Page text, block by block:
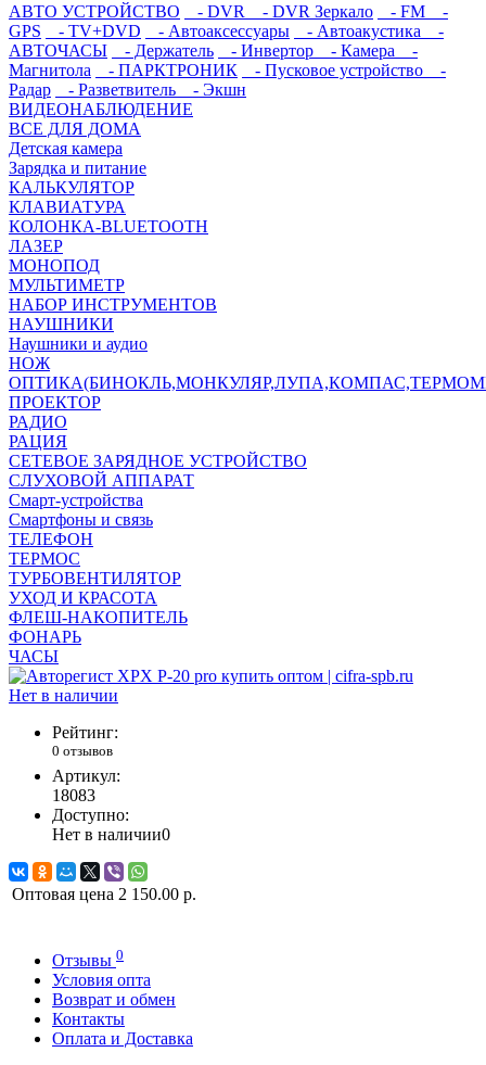
АВТО УСТРОЙСТВО - DVR - DVR Зеркало - FM
-
GPS
- TV+DVD - Автоаксессуары - Автоакустика
-
АВТОЧАСЫ
- Держатель - Инвертор - Камера
-
Магнитола
- ПАРКТРОНИК - Пусковое устройство
-
Радар
- Разветвитель
- Экшн
ВИДЕОНАБЛЮДЕНИЕ
ВСЕ ДЛЯ ДОМА
Детская камера
Зарядка и питание
КАЛЬКУЛЯТОР
КЛАВИАТУРА
КОЛОНКА-BLUETOOTH
ЛАЗЕР
МОНОПОД
МУЛЬТИМЕТР
НАБОР ИНСТРУМЕНТОВ
НАУШНИКИ
Наушники и аудио
НОЖ
ПРОЕКТОР
РАДИО
РАЦИЯ
СЕТЕВОЕ ЗАРЯДНОЕ УСТРОЙСТВО
СЛУХОВОЙ АППАРАТ
Смарт-устройства
Смартфоны и связь
ТЕЛЕФОН
ТЕРМОС
ТУРБОВЕНТИЛЯТОР
УХОД И КРАСОТА
ФЛЕШ-НАКОПИТЕЛЬ
ФОНАРЬ
ЧАСЫ
Нет в наличии
Рейтинг:
0 отзывов
Артикул:
18083
Доступно:
Нет в наличии0
Оптовая цена 2 150.00 р.
Отзывы 0
Условия опта
Возврат и обмен
Контакты
Оплата и Доставка